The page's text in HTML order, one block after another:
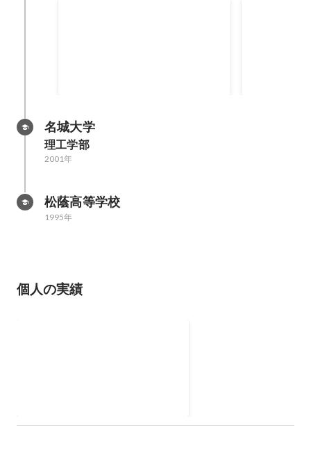
名城大学
理工学部
2001年
松蔭高等学校
1995年
個人の実績